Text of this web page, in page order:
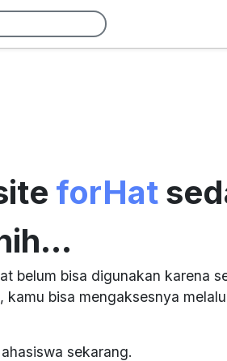
forHat
belum bisa digunakan karena
bisa mengaksesnya
sekarang.